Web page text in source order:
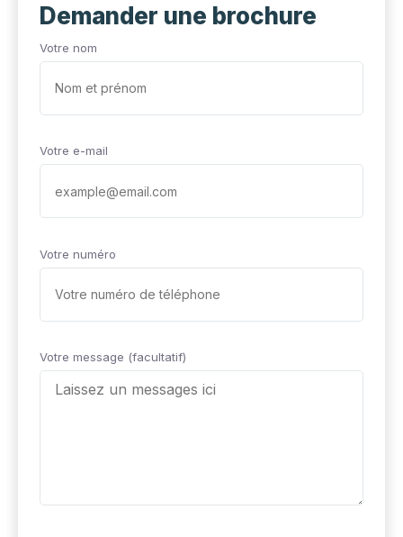
Demander une brochure
Votre nom
Votre e-mail
Votre numéro
Votre message (facultatif)